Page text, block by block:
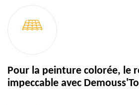
Pour la peinture colorée, le
impeccable avec